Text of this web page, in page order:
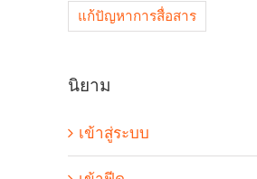
แก้ปัญหาการสื่อสาร
นิยาม
เข้าสู่ระบบ